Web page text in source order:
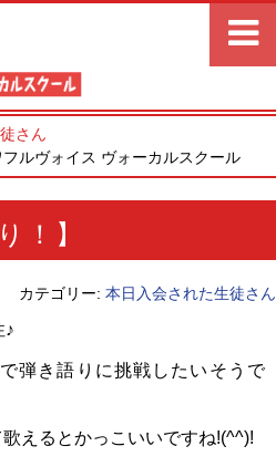
さん
ルヴォイス ヴォーカルスクール
！】
カテゴリー: 本日入会された生徒さん
♪
弾き語りに挑戦したいそうで
えるとかっこいいですね!(^^)!